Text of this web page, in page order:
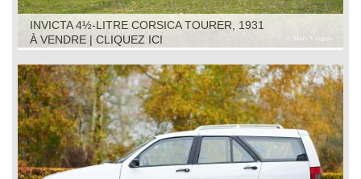
INVICTA 4½‑LITRE CORSICA TOURER, 1931
À VENDRE | CLIQUEZ ICI